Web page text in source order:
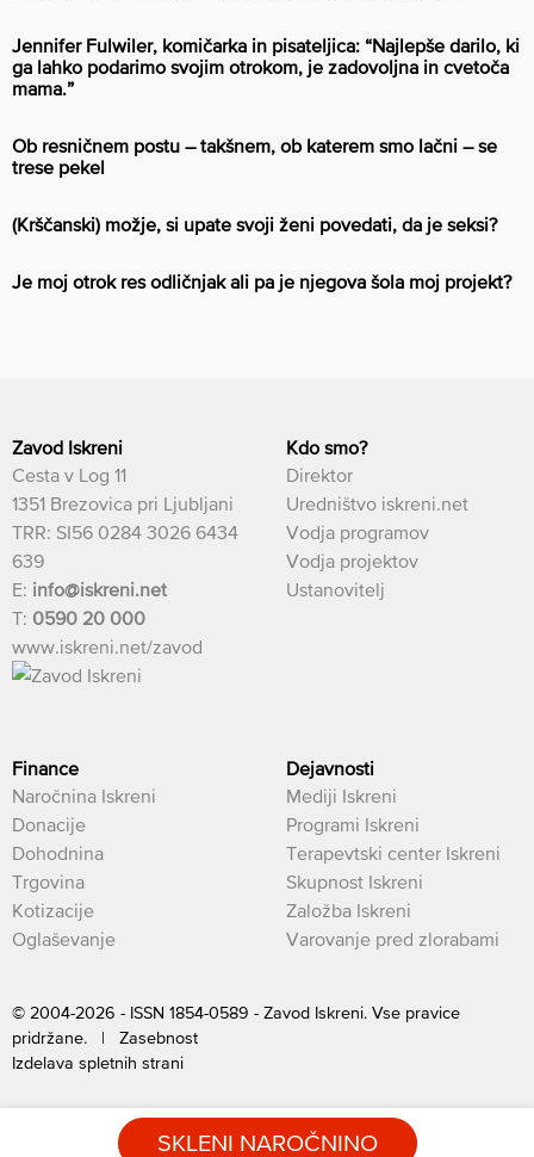
Jennifer Fulwiler, komičarka in pisateljica: “Najlepše darilo, ki
ga lahko podarimo svojim otrokom, je zadovoljna in cvetoča
mama.”
Ob resničnem postu – takšnem, ob katerem smo lačni – se
trese pekel
(Krščanski) možje, si upate svoji ženi povedati, da je seksi?
Je moj otrok res odličnjak ali pa je njegova šola moj projekt?
Zavod Iskreni
Cesta v Log 11
1351 Brezovica pri Ljubljani
TRR: SI56 0284 3026 6434
639
E: info@iskreni.net
T: 0590 20 000
www.iskreni.net/zavod
Kdo smo?
Direktor
Uredništvo iskreni.net
Vodja programov
Vodja projektov
Ustanovitelj
Finance
Naročnina Iskreni
Donacije
Dohodnina
Trgovina
Kotizacije
Oglaševanje
Dejavnosti
Mediji Iskreni
Programi Iskreni
Terapevtski center Iskreni
Skupnost Iskreni
Založba Iskreni
Varovanje pred zlorabami
© 2004-2026 - ISSN 1854-0589 - Zavod Iskreni. Vse pravice
pridržane. | Zasebnost
Izdelava spletnih strani
SKLENI NAROČNINO